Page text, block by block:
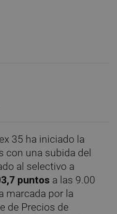
35 ha iniciado la
con una subida del
al selectivo a
puntos a las 9.00
marcada por la
de Precios de